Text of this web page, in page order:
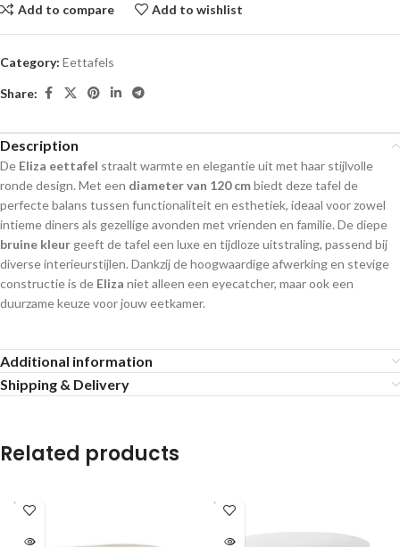
Add to compare Add to wishlist
Category: Eettafels
Share:
Description
De Eliza eettafel straalt warmte en elegantie uit met haar stijlvolle
ronde design. Met een diameter van 120 cmbiedt deze tafel de
perfecte balans tussen functionaliteit en esthetiek, ideaal voor zowel
intieme diners als gezellige avonden met vrienden en familie. De diepe
bruine kleur geeft de tafel een luxe en tijdloze uitstraling, passend bij
diverse interieurstijlen. Dankzij de hoogwaardige afwerking en stevige
constructie is de Eliza niet alleen een eyecatcher, maar ook een
duurzame keuze voor jouw eetkamer.
Additional information
Shipping & Delivery
Related products
SOLD
OUT
SOLD
OUT